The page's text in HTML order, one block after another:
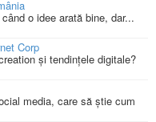
o idee arată bine, dar...
Corp
și tendințele digitale?
media, care să știe cum